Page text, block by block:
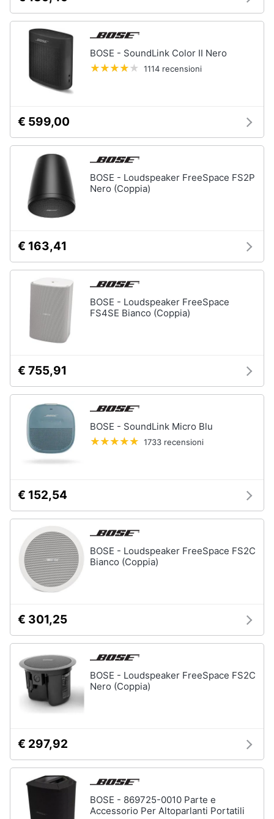
BOSE - SoundLink Color II Nero
1114 recensioni
€ 599,00
BOSE - Loudspeaker FreeSpace FS2P
Nero (Coppia)
€ 163,41
BOSE - Loudspeaker FreeSpace
FS4SE Bianco (Coppia)
€ 755,91
BOSE - SoundLink Micro Blu
1733 recensioni
€ 152,54
BOSE - Loudspeaker FreeSpace FS2C
Bianco (Coppia)
€ 301,25
BOSE - Loudspeaker FreeSpace FS2C
Nero (Coppia)
€ 297,92
BOSE - 869725-0010 Parte e
Accessorio Per Altoparlanti Portatili